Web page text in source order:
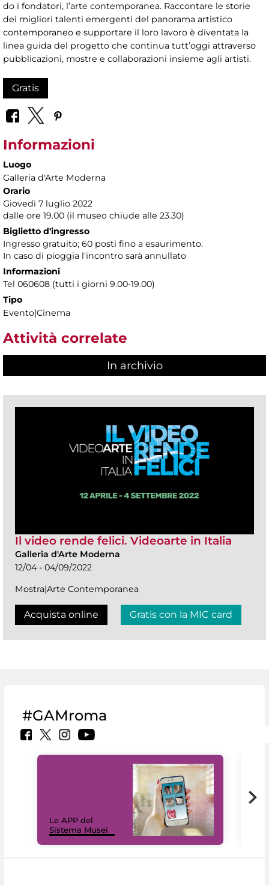
do i fondatori, l’arte contemporanea. Raccontare le storie
dei migliori talenti emergenti del panorama artistico
contemporaneo e supportare il loro lavoro è diventata la
linea guida del progetto che continua tutt’oggi attraverso
pubblicazioni, mostre e collaborazioni insieme agli artisti.
Gratis
Informazioni
Luogo
Galleria d'Arte Moderna
Orario
Giovedì 7 luglio 2022
dalle ore 19.00 (il museo chiude alle 23.30)
Biglietto d'ingresso
Ingresso gratuito; 60 posti fino a esaurimento.
In caso di pioggia l'incontro sarà annullato
Informazioni
Tel 060608 (tutti i giorni 9.00-19.00)
Tipo
Evento|Cinema
Attività correlate
In archivio
Il video rende felici. Videoarte in Italia
Galleria d'Arte Moderna
12/04 - 04/09/2022
Mostra|Arte Contemporanea
Acquista online Gratis con la MIC card
#GAMroma
Le APP del
Sistema Musei